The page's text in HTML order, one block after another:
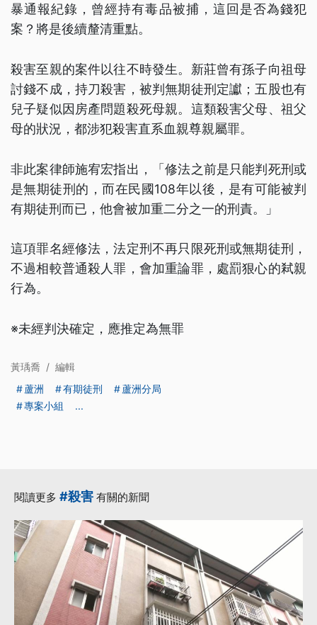
暴通報紀錄，曾經持有毒品被捕，這回是否為錢犯
案？將是後續釐清重點。
殺害至親的案件以往不時發生。新莊曾有孫子向祖母
討錢不成，持刀殺害，被判無期徒刑定讞；五股也有
兒子疑似因房產問題殺死母親。這類殺害父母、祖父
母的狀況，都涉犯殺害直系血親尊親屬罪。
非此案律師施宥宏指出，「修法之前是只能判死刑或
是無期徒刑的，而在民國108年以後，是有可能被判
有期徒刑而已，他會被加重二分之一的刑責。」
這項罪名經修法，法定刑不再只限死刑或無期徒刑，
不過相較普通殺人罪，會加重論罪，處罰狠心的弒親
行為。
※未經判決確定，應推定為無罪
黃瑀喬 / 編輯
蘆洲
有期徒刑
蘆洲分局
專案小組
...
閱讀更多 #殺害 有關的新聞